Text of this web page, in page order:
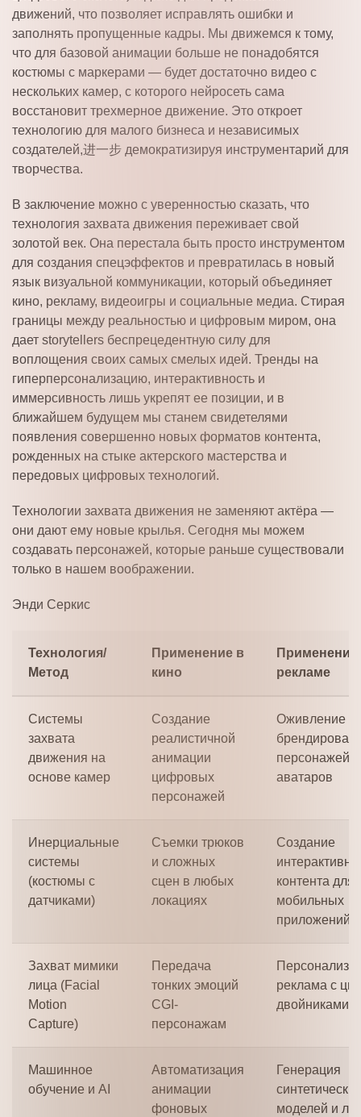
движений, что позволяет исправлять ошибки и
заполнять пропущенные кадры. Мы движемся к тому,
что для базовой анимации больше не понадобятся
костюмы с маркерами — будет достаточно видео с
нескольких камер, с которого нейросеть сама
восстановит трехмерное движение. Это откроет
технологию для малого бизнеса и независимых
создателей,进一步 демократизируя инструментарий для
творчества.
В заключение можно с уверенностью сказать, что
технология захвата движения переживает свой
золотой век. Она перестала быть просто инструментом
для создания спецэффектов и превратилась в новый
язык визуальной коммуникации, который объединяет
кино, рекламу, видеоигры и социальные медиа. Стирая
границы между реальностью и цифровым миром, она
дает storytellers беспрецедентную силу для
воплощения своих самых смелых идей. Тренды на
гиперперсонализацию, интерактивность и
иммерсивность лишь укрепят ее позиции, и в
ближайшем будущем мы станем свидетелями
появления совершенно новых форматов контента,
рожденных на стыке актерского мастерства и
передовых цифровых технологий.
Технологии захвата движения не заменяют актёра —
они дают ему новые крылья. Сегодня мы можем
создавать персонажей, которые раньше существовали
только в нашем воображении.
Энди Серкис
Технология/
Метод
Применение в
кино
Применение
рекламе
Системы
захвата
движения на
основе камер
Создание
реалистичной
анимации
цифровых
персонажей
Оживление
персонажей
аватаров
Инерциальные
системы
(костюмы с
датчиками)
Съемки трюков
и сложных
сцен в любых
локациях
Создание
контента для
мобильных
приложений
Захват мимики
лица (Facial
Motion
Capture)
Передача
тонких эмоций
CGI-
персонажам
реклама с
двойниками
Машинное
обучение и AI
Автоматизация
анимации
фоновых
Генерация
синтетических
моделей и